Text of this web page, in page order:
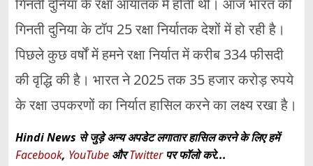
गिनती दुनिया के टॉप 25 रक्षा निर्यातक देशों में हो रही है।
पिछले कुछ वर्षों में हमने रक्षा निर्यात में करीब 334 फीसदी
की वृद्धि की है। भारत ने 2025 तक 35 हजार करोड़ रुपये
के रक्षा उपकरणों का निर्यात हासिल करने का लक्ष्य रखा है।
Hindi News से जुड़े अन्य अपडेट लगातार हासिल करने के लिए हमें
Facebook, YouTube औरTwitterपर फॉलो करे...